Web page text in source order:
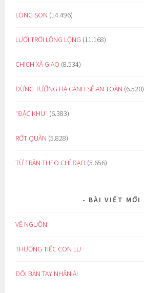
LÒNG SON (14.496)
LƯỚI TRỜI LỒNG LỘNG (11.168)
CHỊCH XÃ GIAO (8.534)
ĐỪNG TƯỞNG HẠ CÁNH SẼ AN TOÀN (6.520)
“ĐẶC KHU” (6.383)
RỚT QUẦN (5.828)
TỪ TRẦN THEO CHỈ ĐẠO (5.656)
BÀI VIẾT MỚI
VỀ NGUỒN
THƯƠNG TIẾC CON LU
ĐÔI BÀN TAY NHÂN ÁI